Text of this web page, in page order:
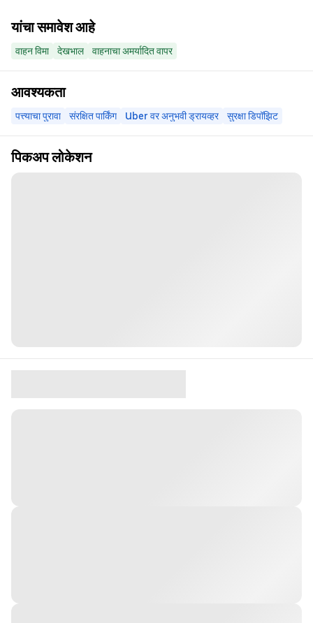
यांचा समावेश आहे
वाहन विमा देखभाल वाहनाचा अमर्यादित वापर
आवश्यकता
पत्त्याचा पुरावा संरक्षित पार्किंग Uber वर अनुभवी ड्रायव्हर सुरक्षा डिपॉझिट
पिकअप लोकेशन